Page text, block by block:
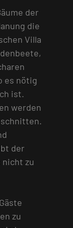
der
die
Villa
es nötig
ist.
werden
der
zu
zu